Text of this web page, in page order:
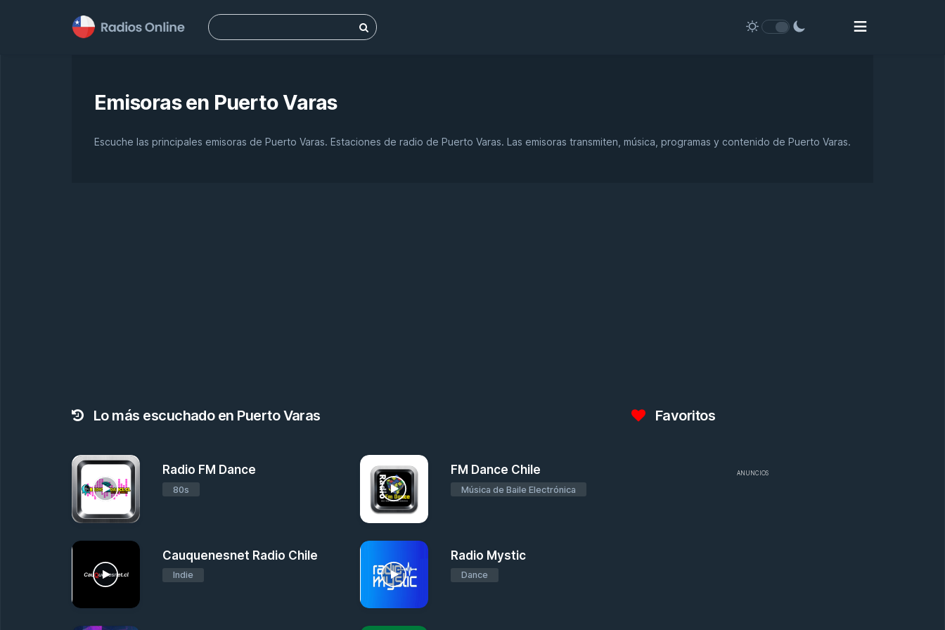
Buscar:
Emisoras en Puerto Varas
Escuche las principales emisoras de Puerto Varas. Estaciones de radio de Puerto Varas. Las emisoras transmiten, música, programas y contenido de Puerto Varas.
Lo más escuchado en Puerto Varas
Radio FM Dance
80s
FM Dance Chile
Música de Baile Electrónica
Cauquenesnet Radio Chile
Indie
Radio Mystic
Dance
Favoritos
ANUNCIOS